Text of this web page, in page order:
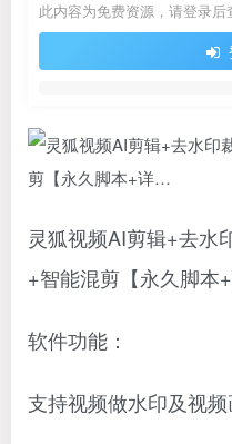
此内容为免费资源，请登录后
灵狐视频AI剪辑+去水
+智能混剪【永久脚本+
软件功能：
支持视频做水印及视频